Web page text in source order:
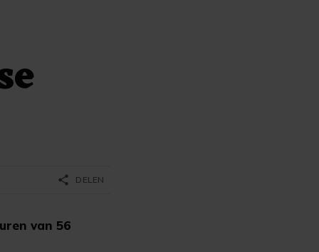
van 56
share DELEN